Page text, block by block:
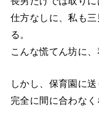
仕方なしに、私も
る。
こんな慌てん坊に、
しかし、保育園に
完全に間に合わなく